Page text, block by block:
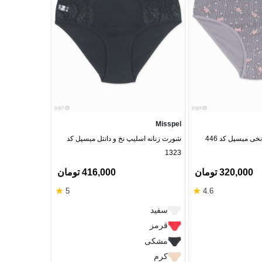
شورت زنانه اسلیپ نخی میسپل کد 446
320,000 تومان
4.6
★
Misspel
شورت زنانه اسلیپ نخ و دانتل میسپل کد
1323
416,000 تومان
5
★
سفید
قرمز
مشکی
کرم